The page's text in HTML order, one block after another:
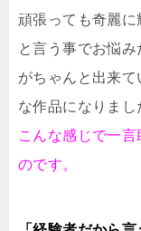
頑張っても奇麗に
と言う事でお悩
がちゃんと出来
な作品になりまし
こんな感じで一
のです。